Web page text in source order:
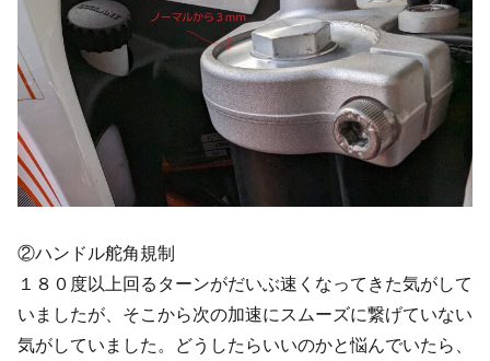
②ハンドル舵角規制
１８０度以上回るターンがだいぶ速くなってきた気がして
いましたが、そこから次の加速にスムーズに繋げていない
気がしていました。どうしたらいいのかと悩んでいたら、